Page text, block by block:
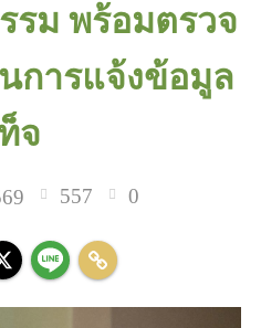
รม พร้อมตรวจ
การแจ้งข้อมูล
จ
557 0